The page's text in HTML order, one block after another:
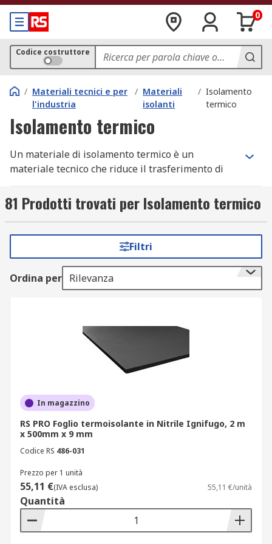
0
Codice costruttore
/ Materiali tecnici e per
l'industria
/ Materiali
isolanti
/ Isolamento
termico
Isolamento termico
Un materiale di isolamento termico è un
materiale tecnico che riduce il trasferimento di
conduttività termica, il materiale è ideale per
isolare un'area o proteggere le apparecchiature
materiale di isolamento termico viene fornito in
molte forme, tra cui fogli, fibre sfuse o aste e
Il foglio isolante è un materiale o una miscela di
materiali forniti in forma di cartone rigido, o un
rotolo di materiale che si può tagliare e sagomare
a una dimensione specifica per adattarsi alla
fornita in varie lunghezze, larghezze e spessori.
Dove si trovano?
Pannelli rigidi -I pannelli possono essere
soffitti e sotto i pavimenti
Fogli– il foglio isolante viene utilizzato in
un'ampia gamma di applicazioni industriali. Più
sottili rispetto ai fogli di isolamento per pannelli
81 Prodotti trovati per Isolamento termico
Filtri
Ordina per Rilevanza
In magazzino
RS PRO Foglio termoisolante in Nitrile Ignifugo, 2 m
x 500mm x 9 mm
Codice RS 486-031
Prezzo per 1 unità
55,11 €(IVA esclusa) 55,11 €/unità
Quantità